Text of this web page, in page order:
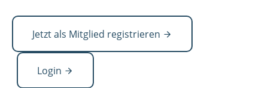
Jetzt als Mitglied registrieren
Login